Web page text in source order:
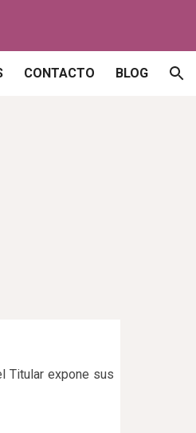
CONTACTO BLOG
Titular expone sus